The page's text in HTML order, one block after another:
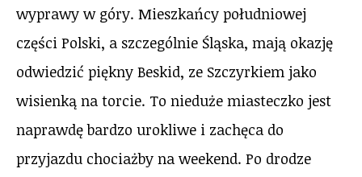
wyprawy w góry. Mieszkańcy południowej
części Polski, a szczególnie Śląska, mają okazję
odwiedzić piękny Beskid, ze Szczyrkiem jako
wisienką na torcie. To nieduże miasteczko jest
naprawdę bardzo urokliwe i zachęca do
przyjazdu chociażby na weekend. Po drodze